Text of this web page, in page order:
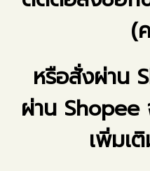
(
หรือสั่งผ่าน
ผ่าน Shopee
เพิ่มเ